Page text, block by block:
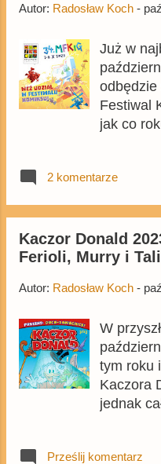
Autor: Radosław Koch -
Już w
odbędzie
Festiwal
jak co
w tym
program
stronie
szykuje
też
Agencji
relacje
2 komentarze
Kaczor Donald
Ferioli, Murry i
Autor: Radosław Koch -
W
tym roku
Kaczora
jednak
Gigant
Prześlij komentarz